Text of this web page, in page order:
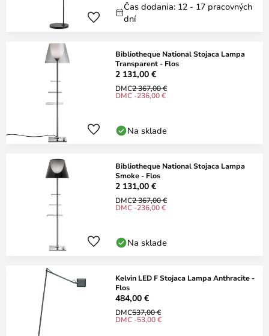
Čas dodania: 12 - 17 pracovných
dní
Bibliotheque National Stojaca Lampa
Transparent - Flos
2 131,00 €
DMC2 367,00 €
DMC -236,00 €
Na sklade
Bibliotheque National Stojaca Lampa
Smoke - Flos
2 131,00 €
DMC2 367,00 €
DMC -236,00 €
Na sklade
Kelvin LED F Stojaca Lampa Anthracite -
Flos
484,00 €
DMC537,00 €
DMC -53,00 €